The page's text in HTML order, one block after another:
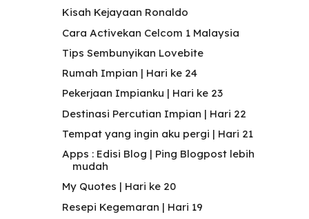
Kisah Kejayaan Ronaldo
Cara Activekan Celcom 1 Malaysia
Tips Sembunyikan Lovebite
Rumah Impian | Hari ke 24
Pekerjaan Impianku | Hari ke 23
Destinasi Percutian Impian | Hari 22
Tempat yang ingin aku pergi | Hari 21
Apps : Edisi Blog | Ping Blogpost lebih
mudah
My Quotes | Hari ke 20
Resepi Kegemaran | Hari 19